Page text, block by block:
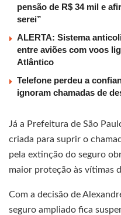
pensão de R$ 34 mil e
serei”
ALERTA: Sistema
entre aviões com voos
Atlântico
Telefone perdeu a
ignoram chamadas de
Já a Prefeitura de São
criada para suprir o
pela extinção do seguro
maior proteção às vítimas
Com a decisão de
seguro ampliado fica